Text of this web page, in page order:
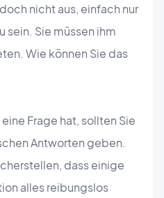
nicht aus, einfach nur
sein. Sie müssen ihm
Wie können Sie das
Frage hat, sollten Sie
Antworten geben.
dass einige
alles reibungslos